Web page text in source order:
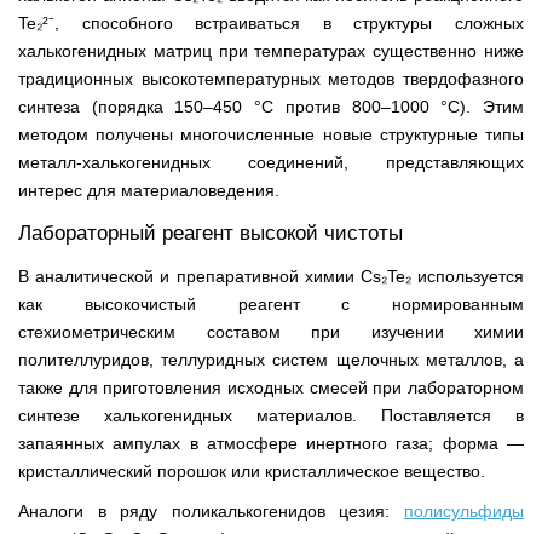
Te₂²⁻, способного встраиваться в структуры сложных
халькогенидных матриц при температурах существенно ниже
традиционных высокотемпературных методов твердофазного
синтеза (порядка 150–450 °C против 800–1000 °C). Этим
методом получены многочисленные новые структурные типы
металл-халькогенидных соединений, представляющих
интерес для материаловедения.
Лабораторный реагент высокой чистоты
В аналитической и препаративной химии Cs₂Te₂ используется
как высокочистый реагент с нормированным
стехиометрическим составом при изучении химии
полителлуридов, теллуридных систем щелочных металлов, а
также для приготовления исходных смесей при лабораторном
синтезе халькогенидных материалов. Поставляется в
запаянных ампулах в атмосфере инертного газа; форма —
кристаллический порошок или кристаллическое вещество.
Аналоги в ряду поликалькогенидов цезия: полисульфиды